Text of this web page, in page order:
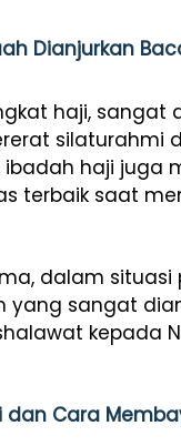
Dianjurkan
haji, sangat
silaturahmi
haji juga
terbaik saat
dalam
yang sangat
kepada
dan Cara